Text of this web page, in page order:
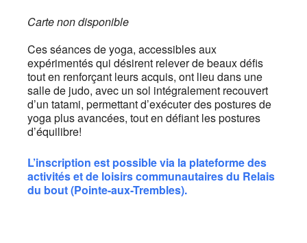
Carte non disponible
Ces séances de yoga, accessibles aux
expérimentés qui désirent relever de beaux défis
tout en renforçant leurs acquis, ont lieu dans une
salle de judo, avec un sol intégralement recouvert
d’un tatami, permettant d’exécuter des postures de
yoga plus avancées, tout en défiant les postures
d’équilibre!
L’inscription est possible via la plateforme des
activités et de loisirs communautaires du Relais
du bout (Pointe-aux-Trembles).